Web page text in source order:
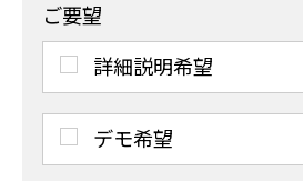
ご要望
詳細説明希望
デモ希望